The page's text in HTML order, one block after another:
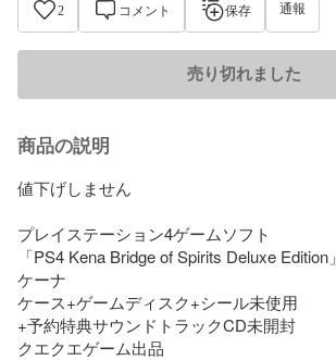
2 コメント 保存 通報
売り切れました
商品の説明
値下げしません
プレイステーション4ゲームソフト
「PS4 Kena Bridge of Spirits Deluxe Edition」
ケーナ
ケース+ゲームディスク+シール未使用
+予約特典サウンドトラックCD未開封
クエクエゲーム出品